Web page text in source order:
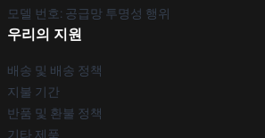
모델 번호: 공급망 투명성 행위
우리의 지원
배송 및 배송 정책
지불 기간
반품 및 환불 정책
기타 제품